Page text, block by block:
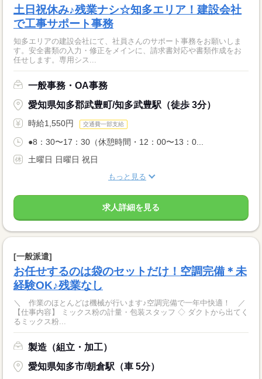
土日祝休み♪残業ナシ☆知多エリア！建設会社
で工事サポート事務
知多エリアの建設会社にて、社員さんのサポート事務をお願いしま
す。安全書類の入力・修正をメインに、請求書対応や書類作成をお
任せします。専用シス...
一般事務・OA事務
愛知県知多郡武豊町/知多武豊駅（徒歩 3分）
時給1,550円 交通費一部支給
●8：30〜17：30（休憩時間・12：00〜13：0...
土曜日 日曜日 祝日
もっと見る
求人詳細を見る
[一般派遣]
お任せするのは袋のセットだけ！空調完備＊未
経験OK♪残業なし
＼ 作業のほとんどは機械が行います♪空調完備で一年中快適！ ／
【仕事内容】 ミックス粉の計量・包装スタッフ ◇ ダクトから出てく
るミックス粉...
製造（組立・加工）
愛知県知多市/朝倉駅（車 5分）